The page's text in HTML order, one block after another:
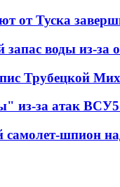
от Туска
запас воды из-за
Трубецкой
из-за атак ВСУ
самолет-шпион